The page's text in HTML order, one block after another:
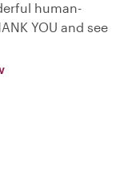
human-
YOU and see